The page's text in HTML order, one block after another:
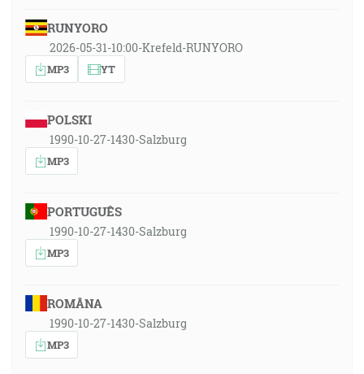
RUNYORO
2026-05-31-10:00-Krefeld-RUNYORO
MP3 YT
POLSKI
1990-10-27-1430-Salzburg
MP3
PORTUGUÊS
1990-10-27-1430-Salzburg
MP3
ROMÂNA
1990-10-27-1430-Salzburg
MP3